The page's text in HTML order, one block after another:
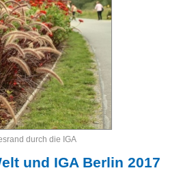
durch die IGA
und IGA Berlin 2017